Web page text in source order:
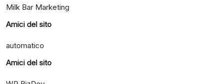
Milk Bar Marketing
Amici del sito
automatico
Amici del sito